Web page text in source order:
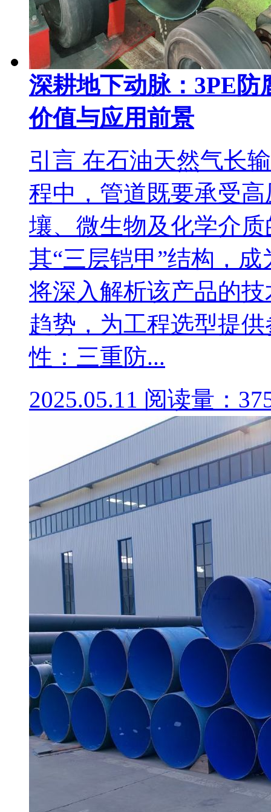
深耕地下动脉：3PE
价值与应用前景
引言 在石油天然气长
程中，管道既要承受
壤、微生物及化学介
其“三层铠甲”结构，
将深入解析该产品的
趋势，为工程选型提
性：三重防...
2025.05.11 阅读量：